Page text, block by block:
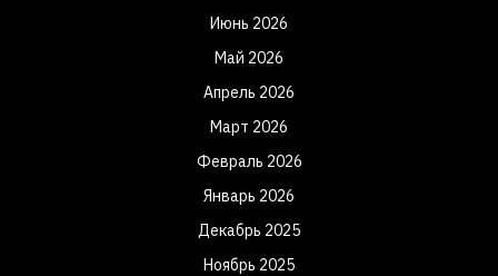
Июнь 2026
Май 2026
Апрель 2026
Март 2026
Февраль 2026
Январь 2026
Декабрь 2025
Ноябрь 2025